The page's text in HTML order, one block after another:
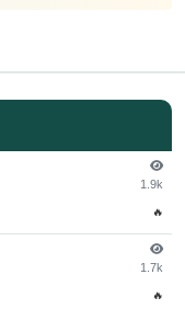
1.9k
🔥
1.7k
🔥